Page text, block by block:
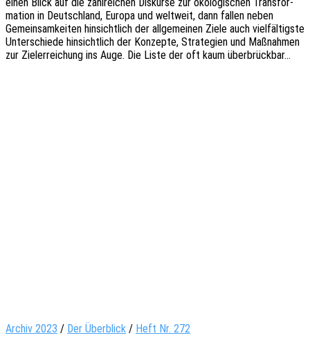
einen Blick auf die zahl­rei­chen Diskur­se zur ökolo­gi­schen Trans­for­
ma­ti­on in Deutsch­land, Europa und welt­weit, dann fallen neben
Gemein­sam­kei­ten hinsicht­lich der allge­mei­nen Ziele auch viel­fäl­tigs­te
Unter­schie­de hinsicht­lich der Konzep­te, Stra­te­gien und Maßnah­men
zur Ziel­er­rei­chung ins Auge. Die Liste der oft kaum überbrückbar…
Archiv 2023 / Der Überblick / Heft Nr. 272